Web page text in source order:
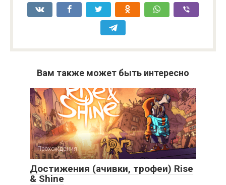
Вам также может быть интересно
Прохождения
Достижения (ачивки, трофеи) Rise
& Shine